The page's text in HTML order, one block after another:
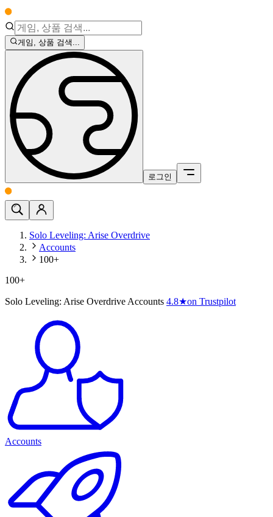
게임, 상품 검색...
로그인
Solo Leveling: Arise Overdrive
Accounts
100+
100+
Solo Leveling: Arise Overdrive Accounts 4.8★on Trustpilot
Accounts